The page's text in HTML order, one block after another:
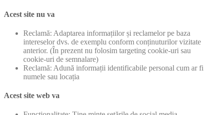
Acest site nu va
Reclamă: Adaptarea informațiilor și reclamelor pe baza
intereselor dvs. de exemplu conform conținuturilor vizitate
anterior. (În prezent nu folosim targeting cookie-uri sau
cookie-uri de semnalare)
Reclamă: Adună informații identificabile personal cum ar fi
numele sau locația
Acest site web va